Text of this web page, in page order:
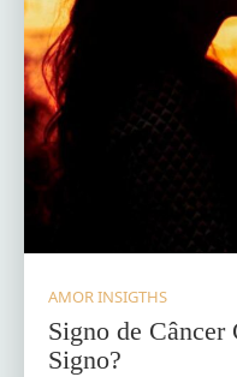
AMOR INSIGTHS
Signo de
Signo?